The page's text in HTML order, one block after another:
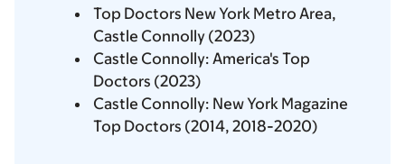
Top Doctors New York Metro Area,
Castle Connolly (2023)
Castle Connolly: America's Top
Doctors (2023)
Castle Connolly: New York Magazine
Top Doctors (2014, 2018-2020)